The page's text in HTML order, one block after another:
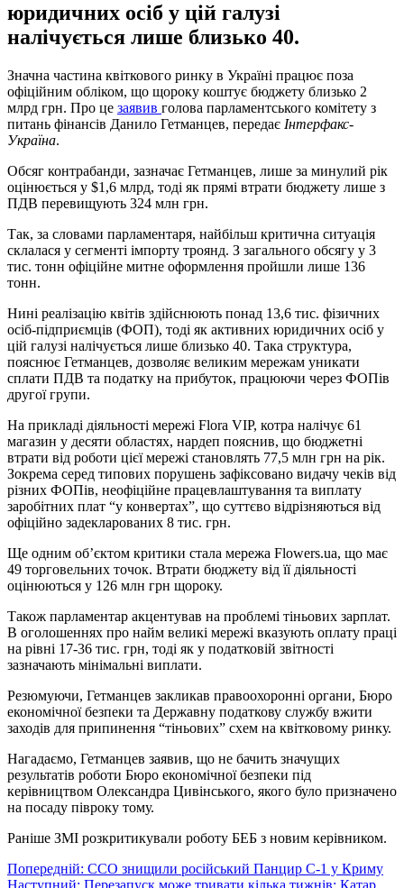
юридичних осіб у цій галузі
налічується лише близько 40.
Значна частина квіткового ринку в Україні працює поза
офіційним обліком, що щороку коштує бюджету близько 2
млрд грн. Про це заявив голова парламентського комітету з
питань фінансів Данило Гетманцев, передає Інтерфакс-
Україна.
Обсяг контрабанди, зазначає Гетманцев, лише за минулий рік
оцінюється у $1,6 млрд, тоді як прямі втрати бюджету лише з
ПДВ перевищують 324 млн грн.
Так, за словами парламентаря, найбільш критична ситуація
склалася у сегменті імпорту троянд. З загального обсягу у 3
тис. тонн офіційне митне оформлення пройшли лише 136
тонн.
Нині реалізацію квітів здійснюють понад 13,6 тис. фізичних
осіб-підприємців (ФОП), тоді як активних юридичних осіб у
цій галузі налічується лише близько 40. Така структура,
пояснює Гетманцев, дозволяє великим мережам уникати
сплати ПДВ та податку на прибуток, працюючи через ФОПів
другої групи.
На прикладі діяльності мережі Flora VIP, котра налічує 61
магазин у десяти областях, нардеп пояснив, що бюджетні
втрати від роботи цієї мережі становлять 77,5 млн грн на рік.
Зокрема серед типових порушень зафіксовано видачу чеків від
різних ФОПів, неофіційне працевлаштування та виплату
заробітних плат “у конвертах”, що суттєво відрізняються від
офіційно задекларованих 8 тис. грн.
Ще одним об’єктом критики стала мережа Flowers.ua, що має
49 торговельних точок. Втрати бюджету від її діяльності
оцінюються у 126 млн грн щороку.
Також парламентар акцентував на проблемі тіньових зарплат.
В оголошеннях про найм великі мережі вказують оплату праці
на рівні 17-36 тис. грн, тоді як у податковій звітності
зазначають мінімальні виплати.
Резюмуючи, Гетманцев закликав правоохоронні органи, Бюро
економічної безпеки та Державну податкову службу вжити
заходів для припинення “тіньових” схем на квітковому ринку.
Нагадаємо, Гетманцев заявив, що не бачить значущих
результатів роботи Бюро економічної безпеки під
керівництвом Олександра Цивінського, якого було призначено
на посаду півроку тому.
Раніше ЗМІ розкритикували роботу БЕБ з новим керівником.
Навігація
Попередній: ССО знищили російський Панцир С-1 у Криму
Наступний: Перезапуск може тривати кілька тижнів: Катар